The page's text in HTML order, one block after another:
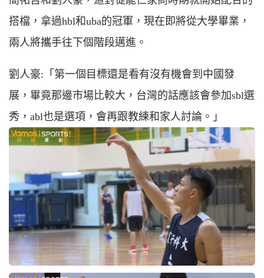
搭檔，拿過hbl和uba的冠軍，現在即將從大學畢業，
兩人將攜手往下個階段邁進。
劉人豪:「第一個目標還是看有沒有機會到中國發
展，畢竟那邊市場比較大，台灣的話應該會參加sbl選
秀，abl也是選項，會再跟教練和家人討論。」